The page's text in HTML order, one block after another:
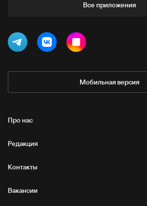
Все приложения
Мобильная версия
Про нас
Редакция
Контакты
Вакансии